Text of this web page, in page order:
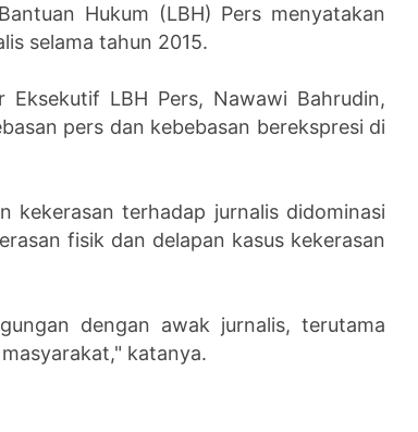
Hukum (LBH) Pers menyatakan
selama tahun 2015.
LBH Pers, Nawawi Bahrudin,
pers dan kebebasan berekspresi di
kekerasan terhadap jurnalis didominasi
fisik dan delapan kasus kekerasan
dengan awak jurnalis, terutama
katanya.